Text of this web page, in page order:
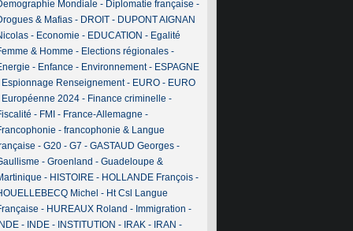
Mondiale - Diplomatie française -
& Mafias- DROIT- DUPONT AIGNAN
- Economie - EDUCATION - Egalité
& Homme - Elections régionales-
- Enfance - Environnement- ESPAGNE
Espionnage Renseignement- EURO- EURO
Européenne 2024- Finance criminelle -
- FMI - France-Allemagne -
- francophonie & Langue
- G20- G7 - GASTAUD Georges-
- Groenland - Guadeloupe &
- HISTOIRE- HOLLANDE François-
Michel - Ht Csl Langue
- HUREAUX Roland - Immigration -
- INDE- INSTITUTION - IRAK- IRAN -